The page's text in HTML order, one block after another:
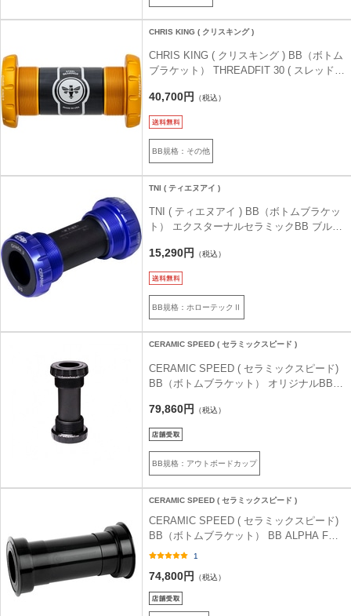
CHRIS KING ( クリスキング )
CHRIS KING ( クリスキング ) BB（ボトム
ブラケット） THREADFIT 30 ( スレッドフ
40,700円 （税込）
BB規格：その他
TNI ( ティエヌアイ )
TNI ( ティエヌアイ ) BB（ボトムブラケッ
ト） エクスターナルセラミックBB ブルー
15,290円 （税込）
BB規格：ホローテックⅡ
CERAMIC SPEED ( セラミックスピード )
CERAMIC SPEED ( セラミックスピード)
BB（ボトムブラケット） オリジナルBBキ
79,860円 （税込）
BB規格：アウトボードカップ
CERAMIC SPEED ( セラミックスピード )
CERAMIC SPEED ( セラミックスピード)
BB（ボトムブラケット） BB ALPHA FOR
BB86 SHIMANO ROAD
1
74,800円 （税込）